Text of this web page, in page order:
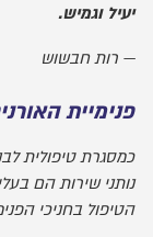
יעיל וגמיש.
רות חבשוש
פנימיית
כמסגרת טיפולית
נותני שירות הם
הטיפול בחניכי